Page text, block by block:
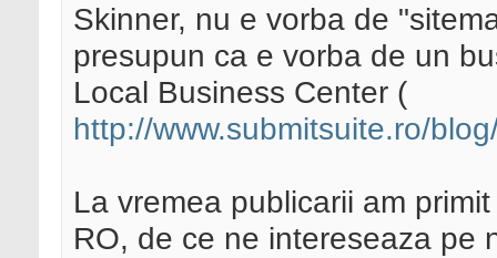
Skinner, nu e vorba de
presupun ca e vorba de un
Local Business Center (
http://www.submitsuite.ro/
La vremea publicarii am
RO, de ce ne intereseaza pe